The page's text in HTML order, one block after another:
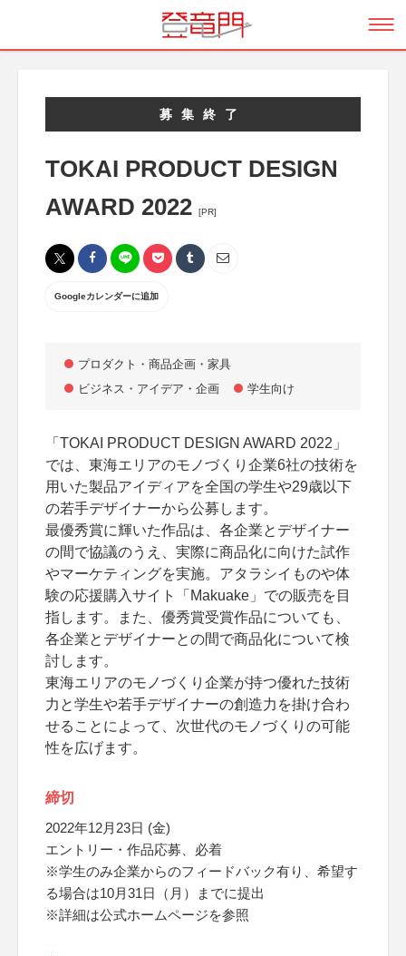
募集終了
TOKAI PRODUCT DESIGN
AWARD 2022
[PR]
Googleカレンダーに追加
プロダクト・商品企画・家具
ビジネス・アイデア・企画
学生向け
「TOKAI PRODUCT DESIGN AWARD 2022」
では、東海エリアのモノづくり企業6社の技術を
用いた製品アイディアを全国の学生や29歳以下
の若手デザイナーから公募します。
最優秀賞に輝いた作品は、各企業とデザイナー
の間で協議のうえ、実際に商品化に向けた試作
やマーケティングを実施。アタラシイものや体
験の応援購入サイト「Makuake」での販売を目
指します。また、優秀賞受賞作品についても、
各企業とデザイナーとの間で商品化について検
討します。
東海エリアのモノづくり企業が持つ優れた技術
力と学生や若手デザイナーの創造力を掛け合わ
せることによって、次世代のモノづくりの可能
性を広げます。
締切
2022年12月23日 (金)
エントリー・作品応募、必着
※学生のみ企業からのフィードバック有り、希望す
る場合は10月31日（月）までに提出
※詳細は公式ホームページを参照